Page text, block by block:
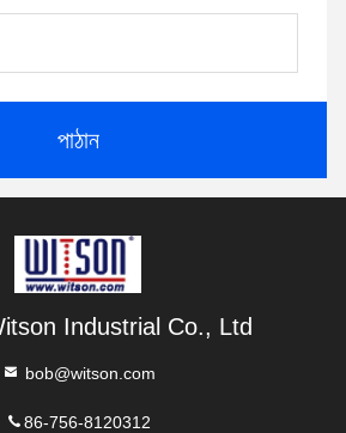
পাঠান
Industrial Co., Ltd
bob@witson.com
86-756-8120312